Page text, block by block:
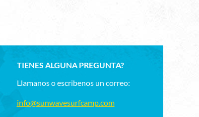
TIENES ALGUNA PREGUNTA?
Llamanos o escribenos un correo:
info@sunwavesurfcamp.com